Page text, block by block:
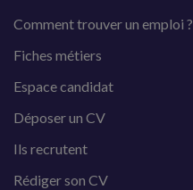
Comment trouver un emploi ?
Fiches métiers
Espace candidat
Déposer un CV
Ils recrutent
Rédiger son CV